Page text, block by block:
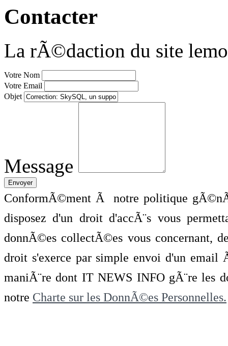
Contacter
La rÃ©daction du site
Votre Nom
Votre Email
Objet
Message
ConformÃ©ment Ã notre politique
disposez d'un droit d'accÃ¨s vous
donnÃ©es collectÃ©es vous concernant,
droit s'exerce par simple envoi d'un
maniÃ¨re dont IT NEWS INFO gÃ¨re les
notre Charte sur les DonnÃ©es Personnelles.